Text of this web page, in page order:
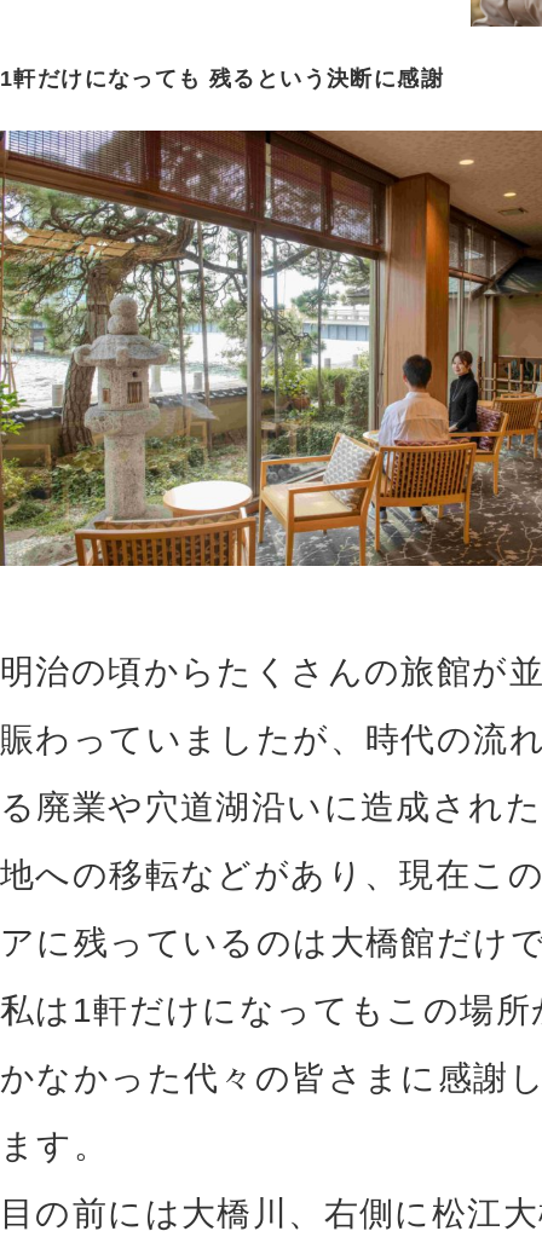
1軒だけになっても 残るという決断に感謝
明治の頃からたくさんの旅館が
賑わっていましたが、時代の流
る廃業や穴道湖沿いに造成され
地への移転などがあり、現在こ
アに残っているのは大橋館だけ
私は1軒だけになってもこの場所
かなかった代々の皆さまに感謝
ます。
目の前には大橋川、右側に松江